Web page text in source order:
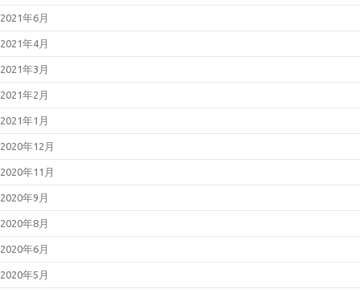
2021年6月
2021年4月
2021年3月
2021年2月
2021年1月
2020年12月
2020年11月
2020年9月
2020年8月
2020年6月
2020年5月